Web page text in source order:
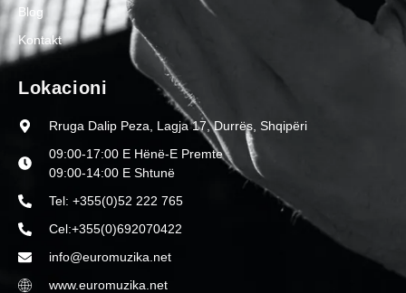
Blog
Kontakt
Lokacioni
Rruga Dalip Peza, Lagja 17, Durrës, Shqipëri
09:00-17:00 E Hënë-E Premte
09:00-14:00 E Shtunë
Tel: +355(0)52 222 765
Cel:+355(0)692070422
info@euromuzika.net
www.euromuzika.net